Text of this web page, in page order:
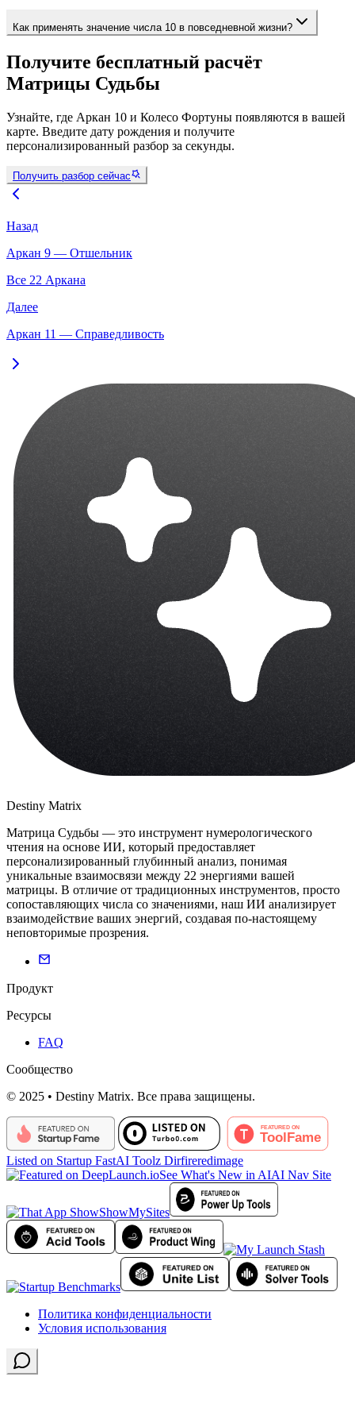
Как применять значение числа 10 в повседневной жизни?
Получите бесплатный расчёт
Матрицы Судьбы
Узнайте, где Аркан 10 и Колесо Фортуны появляются в вашей
карте. Введите дату рождения и получите
персонализированный разбор за секунды.
Получить разбор сейчас
Назад
Аркан 9 — Отшельник
Все 22 Аркана
Далее
Аркан 11 — Справедливость
Destiny Matrix
Матрица Судьбы — это инструмент нумерологического
чтения на основе ИИ, который предоставляет
персонализированный глубинный анализ, понимая
уникальные взаимосвязи между 22 энергиями вашей
матрицы. В отличие от традиционных инструментов, просто
сопоставляющих числа со значениями, наш ИИ анализирует
взаимодействие ваших энергий, создавая по-настоящему
неповторимые прозрения.
Продукт
Ресурсы
FAQ
Сообщество
© 2025 • Destiny Matrix. Все права защищены.
Listed on Startup FastAI Toolz Dirfireredimage
See What's New in AIAI Nav Site
ShowMySites
Политика конфиденциальности
Условия использования